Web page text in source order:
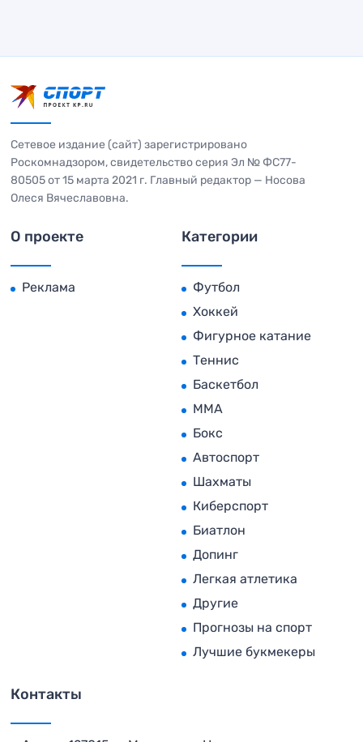
Сетевое издание (сайт) зарегистрировано
Роскомнадзором, свидетельство серия Эл № ФС77-
80505 от 15 марта 2021 г. Главный редактор — Носова
Олеся Вячеславовна.
О проекте
Реклама
Категории
Футбол
Хоккей
Фигурное катание
Теннис
Баскетбол
MMA
Бокс
Автоспорт
Шахматы
Киберспорт
Биатлон
Допинг
Легкая атлетика
Другие
Прогнозы на спорт
Лучшие букмекеры
Контакты